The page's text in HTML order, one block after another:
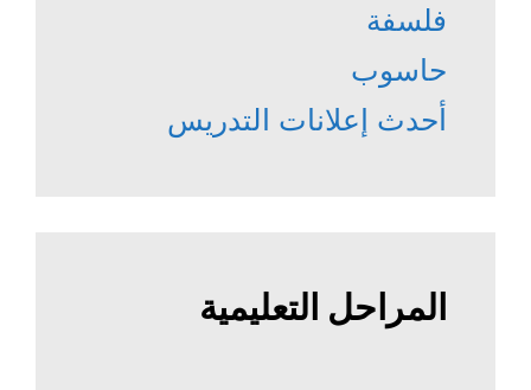
فلسفة
حاسوب
أحدث إعلانات التدريس
المراحل التعليمية